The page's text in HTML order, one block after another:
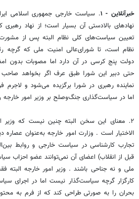
خبرآنلاین - ۱ . سیاست خارجی جمهوری اسلامی
نهادهای بالادستی آن بسیار است؛ از نهاد
تعیین سیاست‌های کلی نظام البته پس از
نظام است، تا شورای‌عالی امنیت ملی که
دولت پنج کرسی در آن دارد اما مصوبات بدون
حتی دبیر این شورا طبق عرف اگر بخواهد صاحب
نماینده رهبری در شورا برگزیده می‌شود و
اما در سیاست‌گذاری جنگ‌وصلح بر وزیر امور خارجه
۲. معنای این سخن البته چنین نیست که
الاختیار است . وزارت امور خارجه به‌عنوان
تجارب کارشناسی در سیاست خارجی و روابط
قبل از انقلاب) اعضای آن نمی‌توانند عضو احزاب
ملی و نه جناحی باشند . وزیر امور خارجه
کارگزار گرچه سیاست‌گذار نیست اما در اجرای
بحران را به صورتی طراحی کند که از فرم به